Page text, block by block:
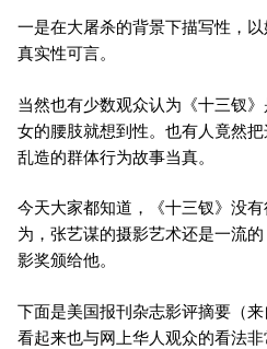
一是在大屠杀的背景下描写性，
真实性可言。
当然也有少数观众认为《十三钗
女的腰肢就想到性。也有人竟然
乱造的群体行为故事当真。
今天大家都知道，《十三钗》没
为，张艺谋的摄影艺术还是一流
影奖颁给他。
下面是美国报刊杂志影评摘要（来
看起来也与网上华人观众的看法